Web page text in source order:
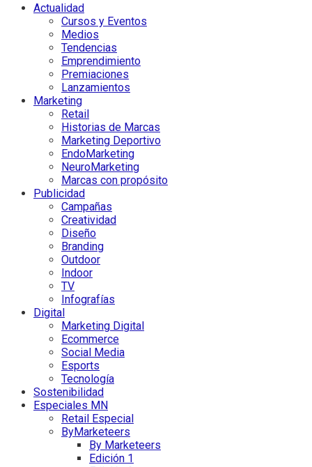
Actualidad
Cursos y Eventos
Medios
Tendencias
Emprendimiento
Premiaciones
Lanzamientos
Marketing
Retail
Historias de Marcas
Marketing Deportivo
EndoMarketing
NeuroMarketing
Marcas con propósito
Publicidad
Campañas
Creatividad
Diseño
Branding
Outdoor
Indoor
TV
Infografías
Digital
Marketing Digital
Ecommerce
Social Media
Esports
Tecnología
Sostenibilidad
Especiales MN
Retail Especial
ByMarketeers
By Marketeers
Edición 1